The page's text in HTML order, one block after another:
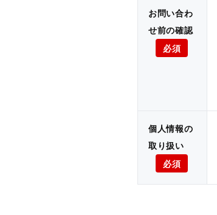
お問い合わ
せ前の確認
必須
個人情報の
取り扱い
必須